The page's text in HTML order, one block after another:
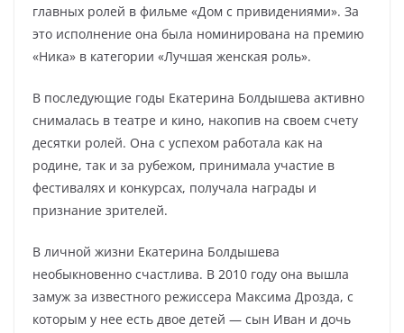
главных ролей в фильме «Дом с привидениями». За
это исполнение она была номинирована на премию
«Ника» в категории «Лучшая женская роль».
В последующие годы Екатерина Болдышева активно
снималась в театре и кино, накопив на своем счету
десятки ролей. Она с успехом работала как на
родине, так и за рубежом, принимала участие в
фестивалях и конкурсах, получала награды и
признание зрителей.
В личной жизни Екатерина Болдышева
необыкновенно счастлива. В 2010 году она вышла
замуж за известного режиссера Максима Дрозда, с
которым у нее есть двое детей — сын Иван и дочь